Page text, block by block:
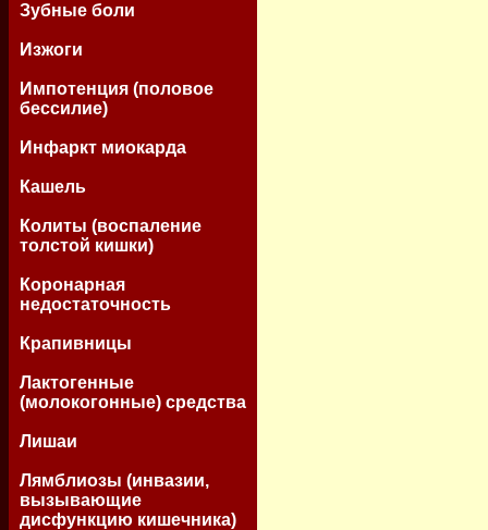
Зубные боли
Изжоги
Импотенция (половое
бессилие)
Инфаркт миокарда
Кашель
Колиты (воспаление
толстой кишки)
Коронарная
недостаточность
Крапивницы
Лактогенные
(молокогонные) средства
Лишаи
Лямблиозы (инвазии,
вызывающие
дисфункцию кишечника)